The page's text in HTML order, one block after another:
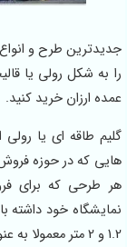
را به شکل رولی یا
عمده ارزان خرید کنید.
هایی که در حوزه فروش
هر طرحی که برای
1.2 و 2 متر معمولا به عنوان عرض های پرفروش در بازار، فروش بیشتری دارند.